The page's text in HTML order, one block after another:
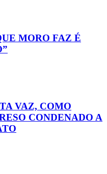
MORO FAZ É
VAZ, COMO
CONDENADO A